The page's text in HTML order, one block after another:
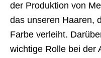
der Produktion von
das unseren Haaren,
Farbe verleiht.
wichtige Rolle bei der